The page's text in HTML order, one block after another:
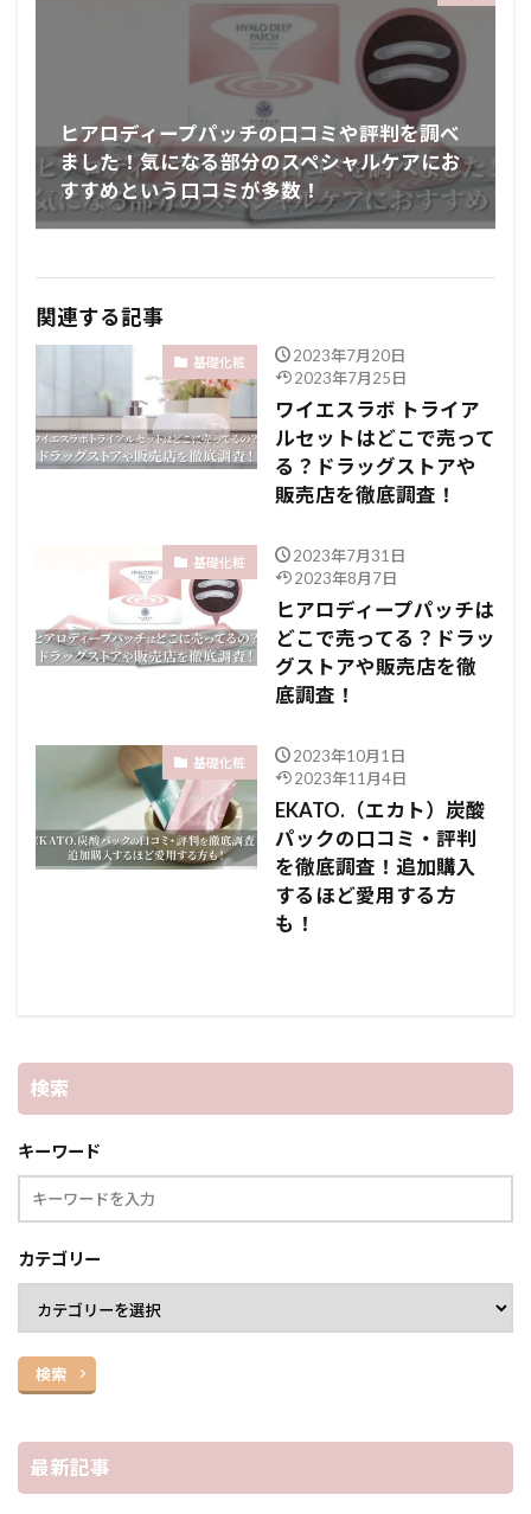
ヒアロディープパッチの口コミや評判を調べ
ました！気になる部分のスペシャルケアにお
すすめという口コミが多数！
関連する記事
基礎化粧
2023年7月20日
2023年7月25日
ワイエスラボ トライア
ルセットはどこで売って
る？ドラッグストアや
販売店を徹底調査！
基礎化粧
2023年7月31日
2023年8月7日
ヒアロディープパッチは
どこで売ってる？ドラッ
グストアや販売店を徹
底調査！
基礎化粧
2023年10月1日
2023年11月4日
EKATO.（エカト）炭酸
パックの口コミ・評判
を徹底調査！追加購入
するほど愛用する方
も！
検索
キーワード
カテゴリー
検索
最新記事